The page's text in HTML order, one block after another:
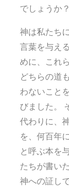
でしょうか？
神は私たち
言葉を与え
めに、これ
どちらの道
わないこと
びました。
代わりに、
を、何百年
と呼ぶ本を
たちが書い
神への証しで